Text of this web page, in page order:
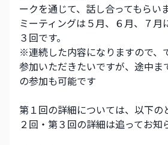
ークを通じて、話し合ってもらいま
ミーティングは５月、６月、７月
３回です。
※連続した内容になりますので、
参加いただきたいですが、途中ま
の参加も可能です
第１回の詳細については、以下
２回・第３回の詳細は追ってお知